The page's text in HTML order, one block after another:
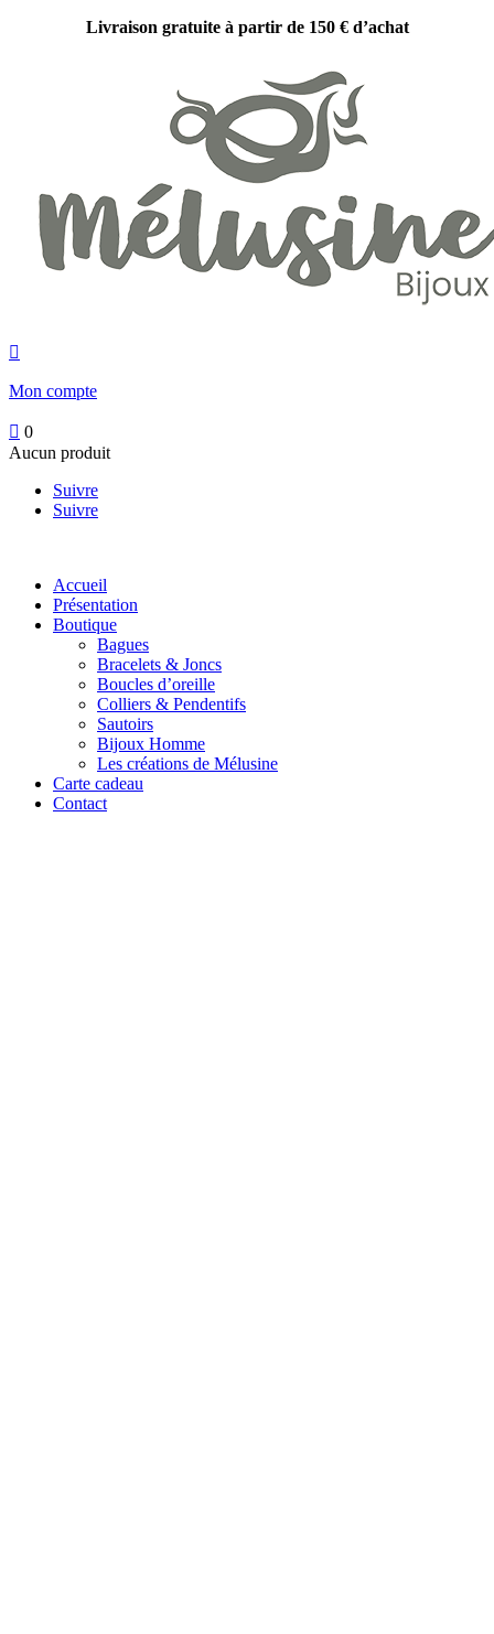
Livraison gratuite à partir de 150 € d’achat

Mon compte
 0
Aucun produit
Suivre
Suivre
Accueil
Présentation
Boutique
Bagues
Bracelets & Joncs
Boucles d’oreille
Colliers & Pendentifs
Sautoirs
Bijoux Homme
Les créations de Mélusine
Carte cadeau
Contact